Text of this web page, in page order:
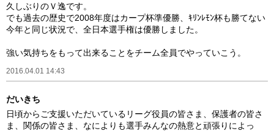
久しぶりのＶ逸です。
でも過去の歴史で2008年度はカープ杯準優勝、ｷﾘﾝﾚﾓﾝ杯も勝てない
今年と同じ状況で、全日本選手権は優勝しました。
強い気持ちをもって出来ることをチーム全員でやっていこう。
2016.04.01 14:43
だいきち
日頃からご支援いただいているリーグ役員の皆さま、保護者の皆さ
ま、関係の皆さま、なによりも選手みんなの熱意と頑張りによっ